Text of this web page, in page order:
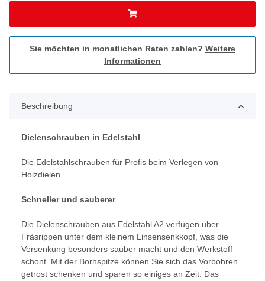
Sie möchten in monatlichen Raten zahlen? Weitere
Informationen
Beschreibung
Dielenschrauben in Edelstahl
Die Edelstahlschrauben für Profis beim Verlegen von
Holzdielen.
Schneller und sauberer
Die Dielenschrauben aus Edelstahl A2 verfügen über
Fräsrippen unter dem kleinem Linsensenkkopf, was die
Versenkung besonders sauber macht und den Werkstoff
schont. Mit der Borhspitze können Sie sich das Vorbohren
getrost schenken und sparen so einiges an Zeit. Das